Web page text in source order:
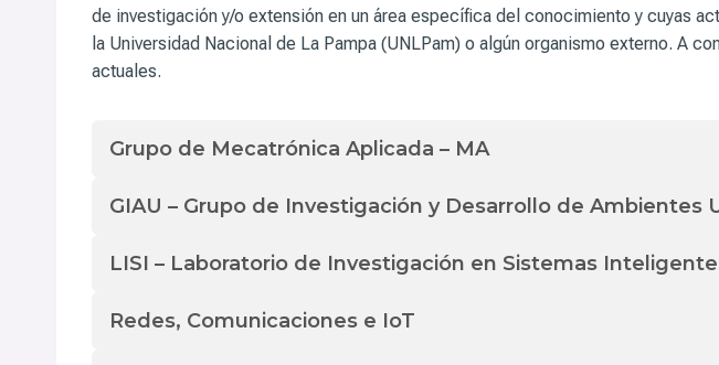
de investigación y/o extensión en un área específica del conocimiento y cuyas
la Universidad Nacional de La Pampa (UNLPam) o algún organismo externo. A
actuales.
Grupo de Mecatrónica Aplicada – MA
GIAU – Grupo de Investigación y Desarrollo de Ambientes
LISI – Laboratorio de Investigación en Sistemas
Redes, Comunicaciones e IoT